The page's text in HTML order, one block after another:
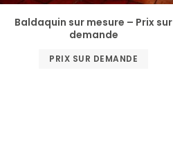
Baldaquin sur mesure – Prix sur
demande
PRIX SUR DEMANDE